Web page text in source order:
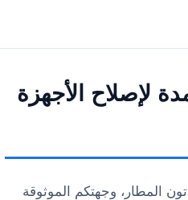
لإصلاح الأجهزة
المطار، وجهتكم الموثوقة